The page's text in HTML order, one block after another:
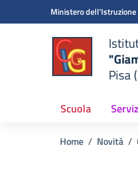
Vai ai contenuti
Vai al menu di navigazione
Ministero
Pisa
Scuola
Home Novità